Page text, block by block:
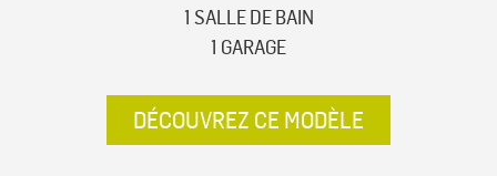
1 SALLE DE BAIN
1 GARAGE
DÉCOUVREZ CE MODÈLE